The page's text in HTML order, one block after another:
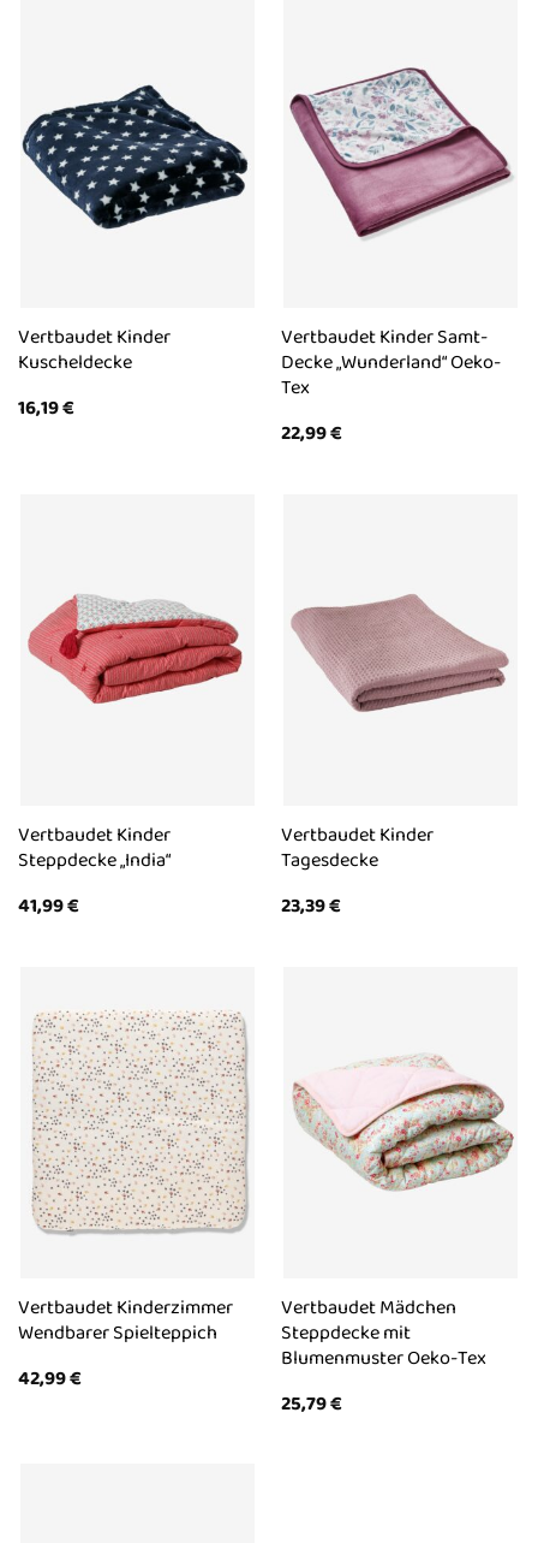
Vertbaudet Kinder
Kuscheldecke
16,19€
Vertbaudet Kinder Samt-
Decke „Wunderland“ Oeko-
Tex
22,99€
Vertbaudet Kinder
Steppdecke „India“
41,99€
Vertbaudet Kinder
Tagesdecke
23,39€
Vertbaudet Kinderzimmer
Wendbarer Spielteppich
42,99€
Vertbaudet Mädchen
Steppdecke mit
Blumenmuster Oeko-Tex
25,79€